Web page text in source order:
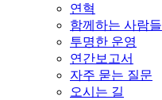
연혁
함께하는 사람들
투명한 운영
연간보고서
자주 묻는 질문
오시는 길